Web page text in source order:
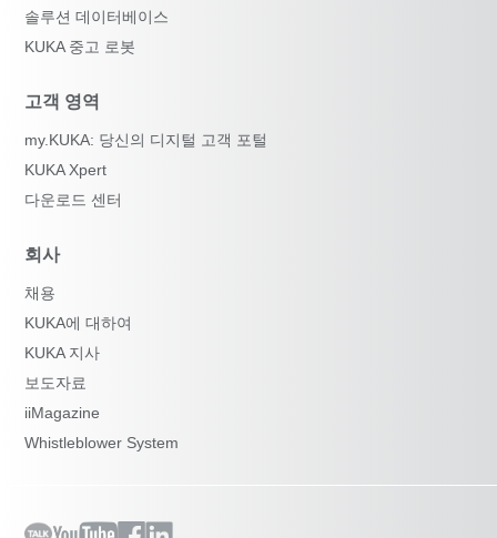
솔루션 데이터베이스
KUKA 중고 로봇
고객 영역
my.KUKA: 당신의 디지털 고객 포털
KUKA Xpert
다운로드 센터
회사
채용
KUKA에 대하여
KUKA 지사
보도자료
iiMagazine
Whistleblower System